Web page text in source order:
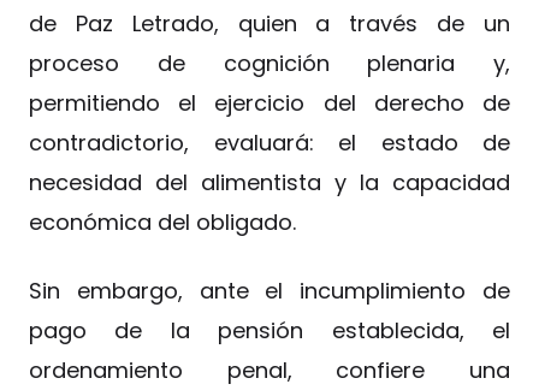
de Paz Letrado, quien a través de un
proceso de cognición plenaria y,
permitiendo el ejercicio del derecho de
contradictorio, evaluará: el estado de
necesidad del alimentista y la capacidad
económica del obligado.
Sin embargo, ante el incumplimiento de
pago de la pensión establecida, el
ordenamiento penal, confiere una